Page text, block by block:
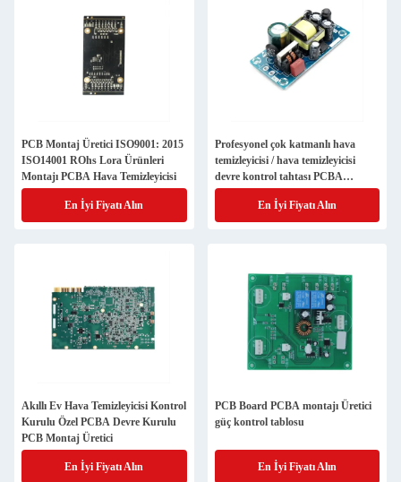
PCB Montaj Üretici ISO9001: 2015
ISO14001 ROhs Lora Ürünleri
Montajı PCBA Hava Temizleyicisi
En İyi Fiyatı Alın
Profesyonel çok katmanlı hava
temizleyicisi / hava temizleyicisi
devre kontrol tahtası PCBA
Tasarım ve Üretim
En İyi Fiyatı Alın
Akıllı Ev Hava Temizleyicisi Kontrol
Kurulu Özel PCBA Devre Kurulu
PCB Montaj Üretici
En İyi Fiyatı Alın
PCB Board PCBA montajı Üretici
güç kontrol tablosu
En İyi Fiyatı Alın